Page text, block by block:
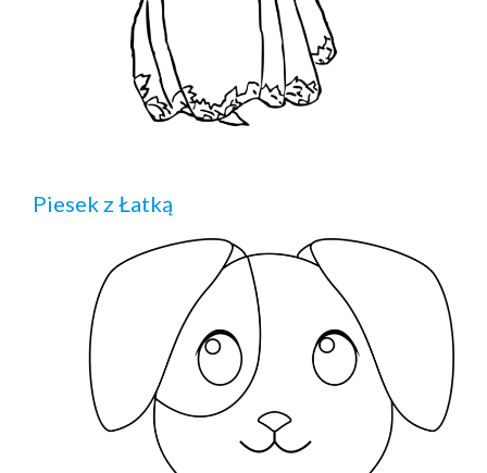
Piesek z Łatką